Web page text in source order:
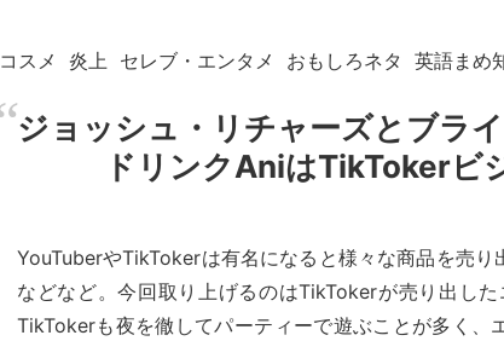
コスメ 炎上 セレブ・エンタメ おもしろネタ 英語まめ
ジョッシュ・リチャーズとブラ
ドリンクAniはTikTokerビ
YouTuberやTikTokerは有名になると様々な商品を売り
などなど。今回取り上げるのはTikTokerが売り出し
TikTokerも夜を徹してパーティーで遊ぶことが多く、